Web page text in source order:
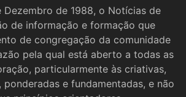
Dezembro de 1988, o Notícias de
de informação e formação que
de congregação da comunidade
pela qual está aberto a todas as
particularmente às criativas,
ponderadas e fundamentadas, e não